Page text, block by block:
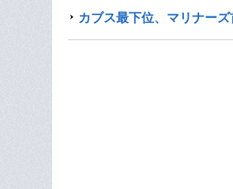
カブス最下位、マリナー